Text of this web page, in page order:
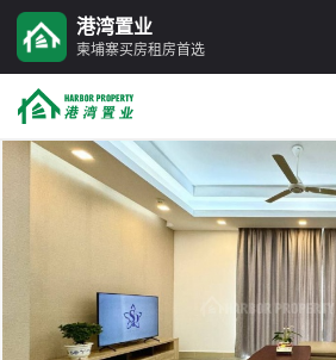
港湾置业
柬埔寨买房租房首选